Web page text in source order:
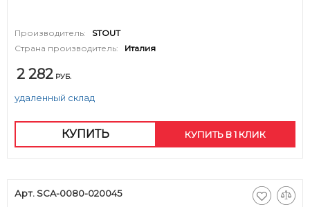
Производитель:
STOUT
Страна производитель:
Италия
2 282 РУБ.
удаленный склад
КУПИТЬ КУПИТЬ В 1 КЛИК
Арт. SCA-0080-020045